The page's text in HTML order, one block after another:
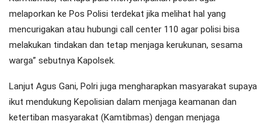
melaporkan ke Pos Polisi terdekat jika melihat hal yang
mencurigakan atau hubungi call center 110 agar polisi bisa
melakukan tindakan dan tetap menjaga kerukunan, sesama
warga” sebutnya Kapolsek.
Lanjut Agus Gani, Polri juga mengharapkan masyarakat supaya
ikut mendukung Kepolisian dalam menjaga keamanan dan
ketertiban masyarakat (Kamtibmas) dengan menjaga